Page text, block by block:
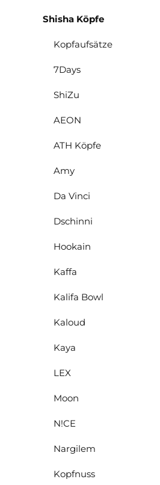
Shisha Köpfe
Kopfaufsätze
7Days
ShiZu
AEON
ATH Köpfe
Amy
Da Vinci
Dschinni
Hookain
Kaffa
Kalifa Bowl
Kaloud
Kaya
LEX
Moon
N!CE
Nargilem
Kopfnuss